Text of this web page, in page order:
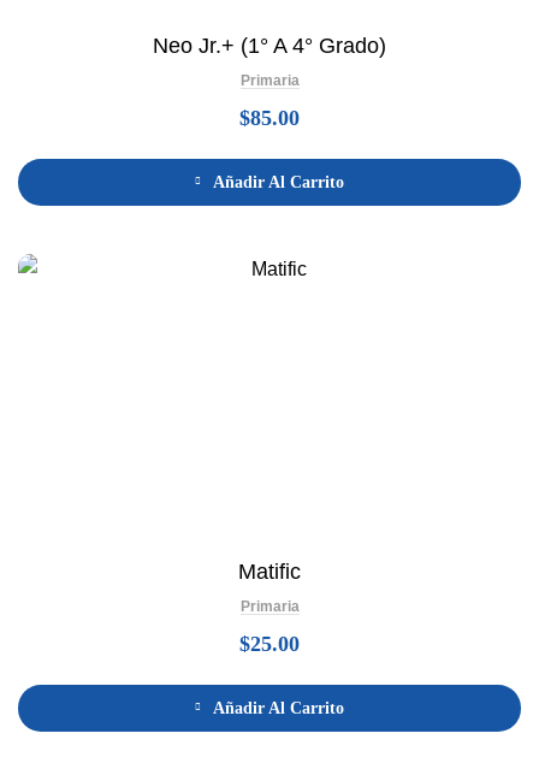
Neo Jr.+ (1° A 4° Grado)
Primaria
$85.00
Añadir Al Carrito
Matific
Primaria
$25.00
Añadir Al Carrito